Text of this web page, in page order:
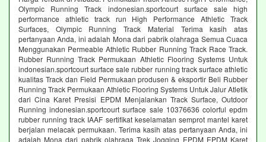
Olympic Running Track indonesian.sportcourt surface sale high
performance athletic track run High Performance Athletic Track
Surfaces, Olympic Running Track Material Terima kasih atas
pertanyaan Anda, ini adalah Mona dari pabrik olahraga Semua Cuaca
Menggunakan Permeable Athletic Rubber Running Track Race Track.
Rubber Running Track Permukaan Athletic Flooring Systems Untuk
indonesian.sportcourt surface sale rubber running track surface athletic
kualitas Track dan Field Permukaan produsen & eksportir Beli Rubber
Running Track Permukaan Athletic Flooring Systems Untuk Jalur Atletik
dari Cina Karet Presisi EPDM Menjalankan Track Surface, Outdoor
Running indonesian.sportcourt surface sale 10376636 colorful epdm
rubber running track IAAF sertifikat keselamatan semprot mantel karet
berjalan melacak permukaan. Terima kasih atas pertanyaan Anda, ini
adalah Mona dari pabrik olahraga Trek Jogging EPDM EPDM Karet